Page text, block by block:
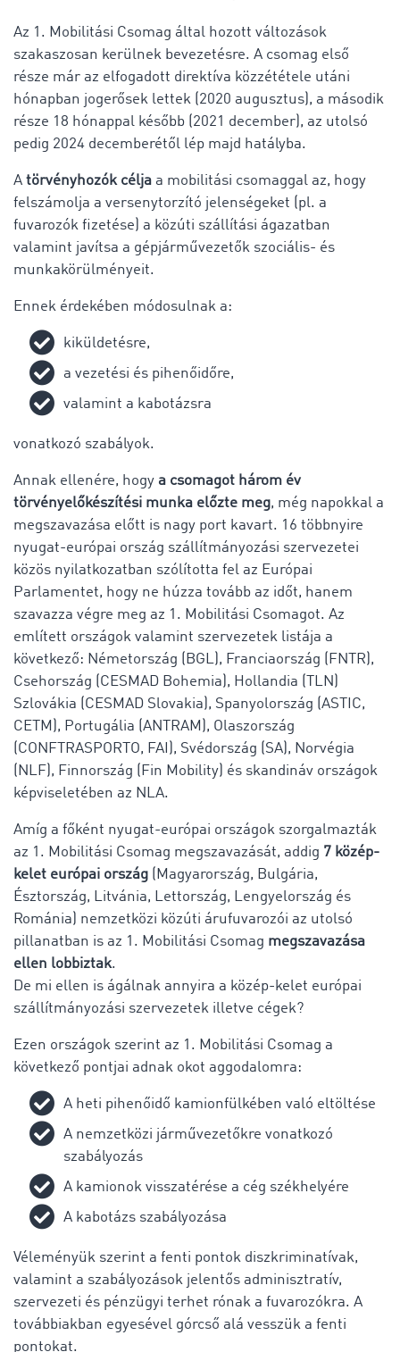
Az 1. Mobilitási Csomag által hozott változások
szakaszosan kerülnek bevezetésre. A csomag első
része már az elfogadott direktíva közzététele utáni
hónapban jogerősek lettek (2020 augusztus), a második
része 18 hónappal később (2021 december), az utolsó
pedig 2024 decemberétől lép majd hatályba.
A törvényhozók célja a mobilitási csomaggal az, hogy
felszámolja a versenytorzító jelenségeket (pl. a
fuvarozók fizetése) a közúti szállítási ágazatban
valamint javítsa a gépjárművezetők szociális- és
munkakörülményeit.
Ennek érdekében módosulnak a:
kiküldetésre,
a vezetési és pihenőidőre,
valamint a kabotázsra
vonatkozó szabályok.
Annak ellenére, hogy a csomagot három év
törvényelőkészítési munka előzte meg, még napokkal a
megszavazása előtt is nagy port kavart. 16 többnyire
nyugat-európai ország szállítmányozási szervezetei
közös nyilatkozatban szólította fel az Európai
Parlamentet, hogy ne húzza tovább az időt, hanem
szavazza végre meg az 1. Mobilitási Csomagot. Az
említett országok valamint szervezetek listája a
következő: Németország (BGL), Franciaország (FNTR),
Csehország (CESMAD Bohemia), Hollandia (TLN)
Szlovákia (CESMAD Slovakia), Spanyolország (ASTIC,
CETM), Portugália (ANTRAM), Olaszország
(CONFTRASPORTO, FAI), Svédország (SA), Norvégia
(NLF), Finnország (Fin Mobility) és skandináv országok
képviseletében az NLA.
Amíg a főként nyugat-európai országok szorgalmazták
az 1. Mobilitási Csomag megszavazását, addig 7 közép-
kelet európai ország (Magyarország, Bulgária,
Észtország, Litvánia, Lettország, Lengyelország és
Románia) nemzetközi közúti árufuvarozói az utolsó
pillanatban is az 1. Mobilitási Csomag megszavazása
ellen lobbiztak.
De mi ellen is ágálnak annyira a közép-kelet európai
szállítmányozási szervezetek illetve cégek?
Ezen országok szerint az 1. Mobilitási Csomag a
következő pontjai adnak okot aggodalomra:
A heti pihenőidő kamionfülkében való eltöltése
A nemzetközi járművezetőkre vonatkozó
szabályozás
A kamionok visszatérése a cég székhelyére
A kabotázs szabályozása
Véleményük szerint a fenti pontok diszkriminatívak,
valamint a szabályozások jelentős adminisztratív,
szervezeti és pénzügyi terhet rónak a fuvarozókra. A
továbbiakban egyesével górcső alá vesszük a fenti
pontokat.